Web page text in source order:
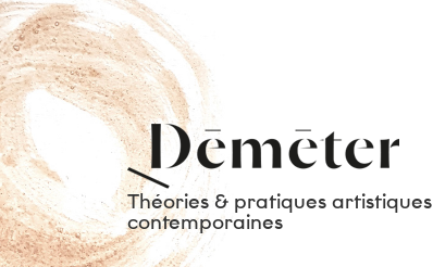
Théories & pratiques artistiques
contemporaines